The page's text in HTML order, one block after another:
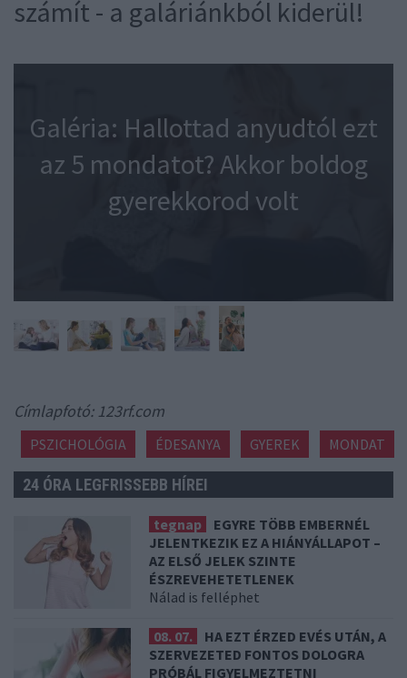
számít - a galáriánkból kiderül!
Galéria: Hallottad anyudtól ezt
az 5 mondatot? Akkor boldog
gyerekkorod volt
Címlapfotó: 123rf.com
PSZICHOLÓGIA ÉDESANYA GYEREK MONDAT
24 ÓRA LEGFRISSEBB HÍREI
tegnap
EGYRE TÖBB EMBERNÉL
JELENTKEZIK EZ A HIÁNYÁLLAPOT –
AZ ELSŐ JELEK SZINTE
ÉSZREVEHETETLENEK
Nálad is felléphet
08. 07.
HA EZT ÉRZED EVÉS UTÁN, A
SZERVEZETED FONTOS DOLOGRA
PRÓBÁL FIGYELMEZTETNI